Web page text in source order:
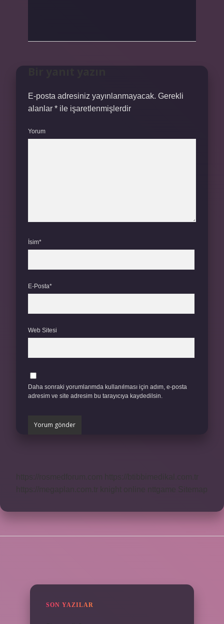
E-posta adresiniz yayınlanmayacak. Gerekli
alanlar * ile işaretlenmişlerdir
Yorum
İsim*
E-Posta*
Web Sitesi
Daha sonraki yorumlarımda kullanılması için adım, e-posta
adresim ve site adresim bu tarayıcıya kaydedilsin.
SON YAZILAR